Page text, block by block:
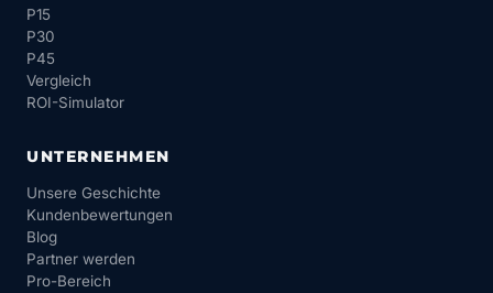
P15
P30
P45
Vergleich
ROI-Simulator
UNTERNEHMEN
Unsere Geschichte
Kundenbewertungen
Blog
Partner werden
Pro-Bereich